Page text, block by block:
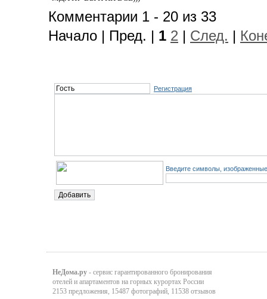
Комментарии 1 - 20 из 33
Начало | Пред. | 1 2 | След. |
Регистрация
Введите символы,
НеДома.ру - сервис гарантированного бронирования
отелей и апартаментов на горных курортах России
2153 предложения, 15487 фотографий, 11538 отзывов